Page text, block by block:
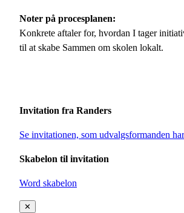
Noter på procesplanen:
Konkrete aftaler for, hvordan I tager
til at skabe Sammen om skolen lokalt.
Invitation fra Randers
Se invitationen, som udvalgsformanden
Skabelon til invitation
Word skabelon
✕